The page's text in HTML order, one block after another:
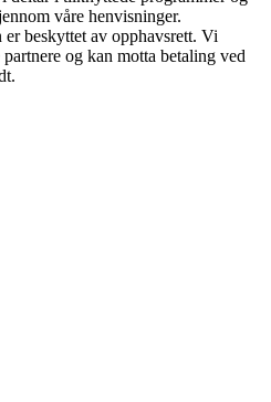
våre henvisninger.
beskyttet av opphavsrett. Vi
og kan motta betaling ved